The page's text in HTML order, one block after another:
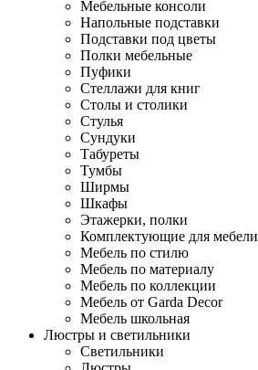
Мебельные консоли
Напольные подставки
Подставки под цветы
Полки мебельные
Пуфики
Стеллажи для книг
Столы и столики
Стулья
Сундуки
Табуреты
Тумбы
Ширмы
Шкафы
Этажерки, полки
Комплектующие для мебели
Мебель по стилю
Мебель по материалу
Мебель по коллекции
Мебель от Garda Decor
Мебель школьная
Люстры и светильники
Светильники